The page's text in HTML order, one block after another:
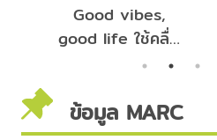
Good vibes,
good life ใช้คลื่น
พลังบวกดึงดูด
ข้อมูล MARC